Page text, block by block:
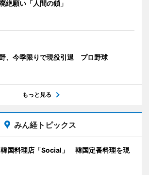
絶願い「人間の鎖」
、今季限りで現役引退 プロ野球
もっと見る
みん経トピックス
国料理店「Social」 韓国定番料理を現